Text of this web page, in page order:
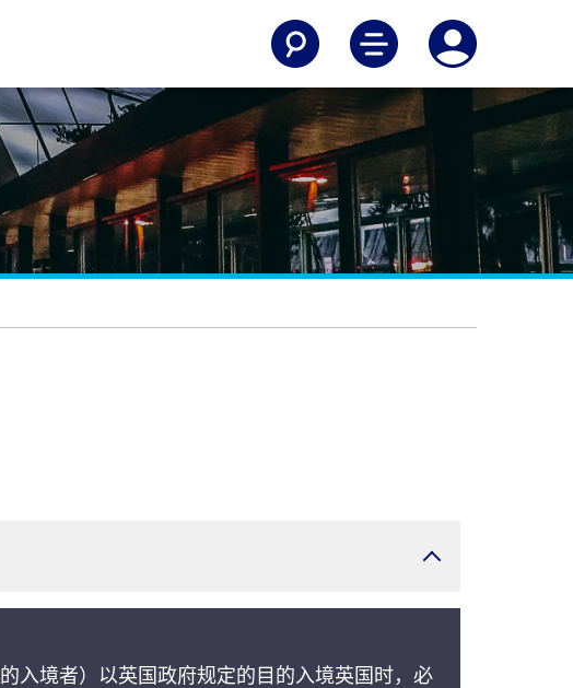
入境者）以英国政府规定的目的入境英国时，必